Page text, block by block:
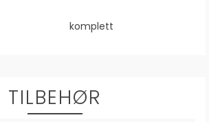
komplett
TILBEHØR